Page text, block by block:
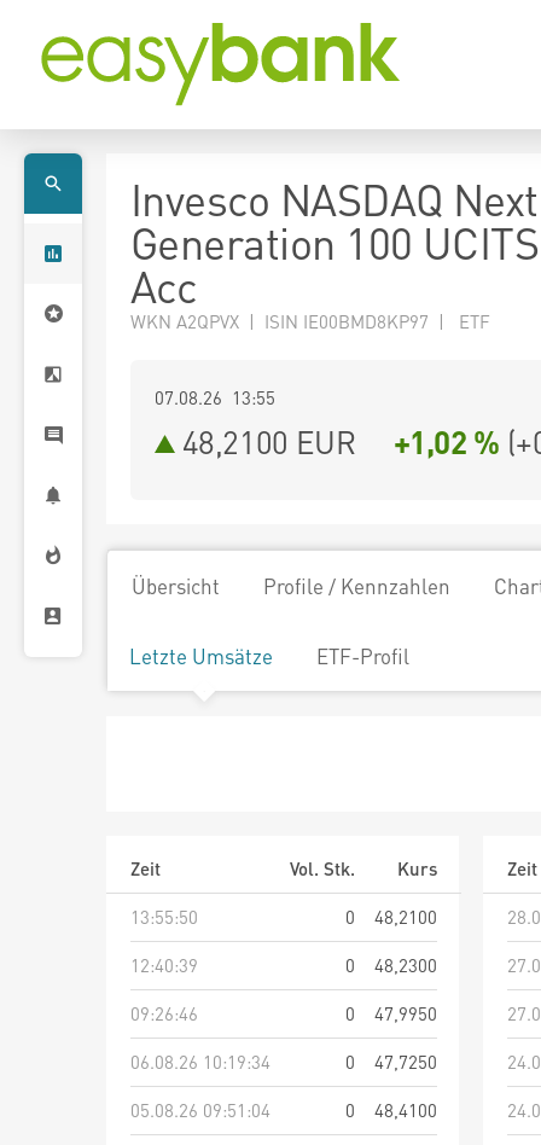
Invesco NASDAQ Next
Generation 100
Acc
WKN A2QPVX | ISIN IE00BMD8KP97 | ETF
07.08.26 13:55
48,2100 EUR +1,02 % (
Übersicht Profile / Kennzahlen
Letzte Umsätze ETF-Profil
Zeit Vol. Stk.
Kurs
13:55:50
0
48,2100
12:40:39
0
48,2300
09:26:46
0
47,9950
06.08.26 10:19:34
0
47,7250
05.08.26 09:51:04
0
48,4100
Zeit